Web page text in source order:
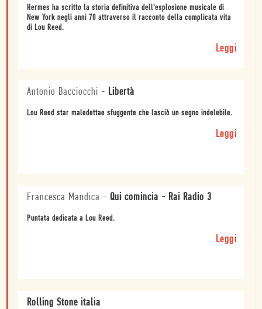
Hermes ha scritto la storia definitiva dell'esplosione musicale di
New York negli anni 70 attraverso il racconto della complicata vita
di Lou Reed.
Leggi
Antonio Bacciocchi - Libertà
Lou Reed star maledettae sfuggente che lasciò un segno indelebile.
Leggi
Francesca Mandica - Qui comincia - Rai Radio 3
Puntata dedicata a Lou Reed.
Leggi
Rolling Stone italia